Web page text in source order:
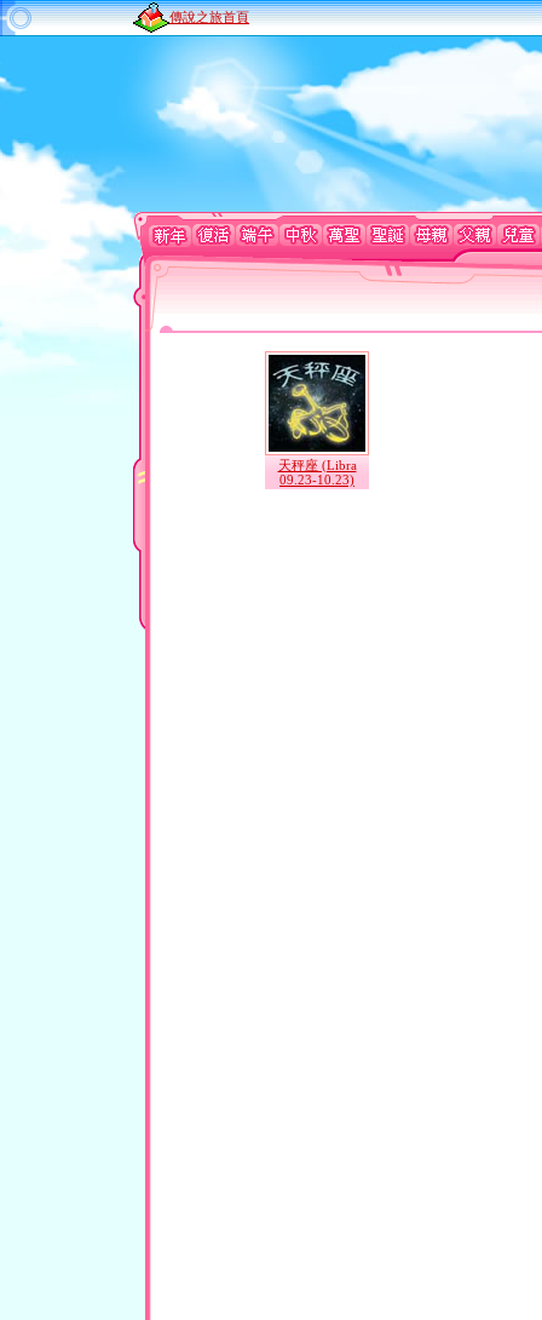
傳說之旅首頁
天秤座 (Libra
09.23-10.23)